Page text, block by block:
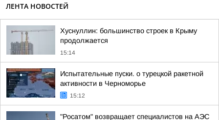
ЛЕНТА НОВОСТЕЙ
Хуснуллин: большинство строек в Крыму
продолжается
15:14
Испытательные пуски. о турецкой ракетной
активности в Черноморье
15:12
"Росатом" возвращает специалистов на АЭС